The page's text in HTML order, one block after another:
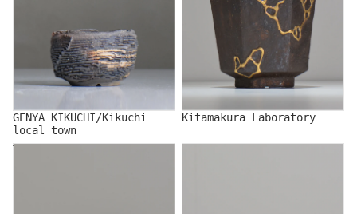
GENYA KIKUCHI/Kikuchi
local town
Kitamakura Laboratory
TAKASHI KIMURA GLOWERS/グロワーズ